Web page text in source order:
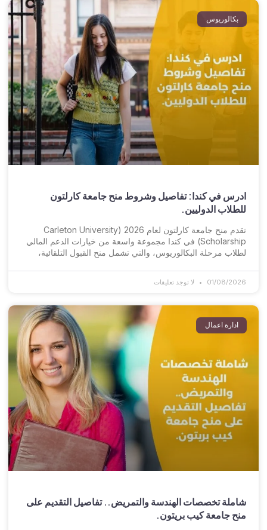
بكالوريوس
ادرس في كندا: تفاصيل وشروط منح جامعة كارلتون
للطلاب الدوليين.
تقدم منح جامعة كارلتون لعام 2026 (Carleton University
Scholarship) في كندا مجموعة واسعة من خيارات الدعم المالي
لطلاب مرحلة البكالوريوس، والتي تشمل منح القبول التلقائية،
01/08/2026 لا توجد تعليقات
ادارة اعمال
شاملة تخصصات الهندسة والتمريض.. تفاصيل التقديم على
منح جامعة كيب بريتون.